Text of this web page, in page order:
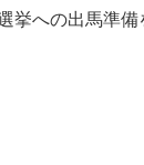
挙への出馬準備